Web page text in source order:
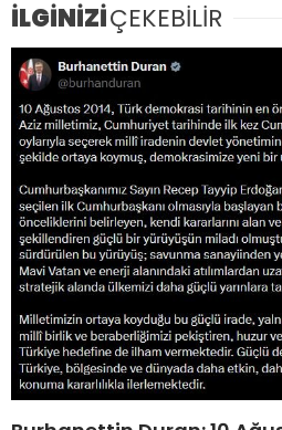
İLGİNİZİÇEKEBİLİR